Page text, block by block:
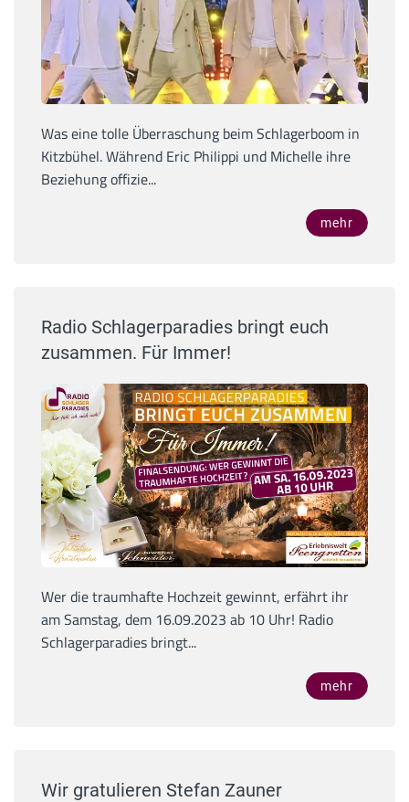
Was eine tolle Überraschung beim Schlagerboom in
Kitzbühel. Während Eric Philippi und Michelle ihre
Beziehung offizie...
mehr
Radio Schlagerparadies bringt euch
zusammen. Für Immer!
Wer die traumhafte Hochzeit gewinnt, erfährt ihr
am Samstag, dem 16.09.2023 ab 10 Uhr! Radio
Schlagerparadies bringt...
mehr
Wir gratulieren Stefan Zauner